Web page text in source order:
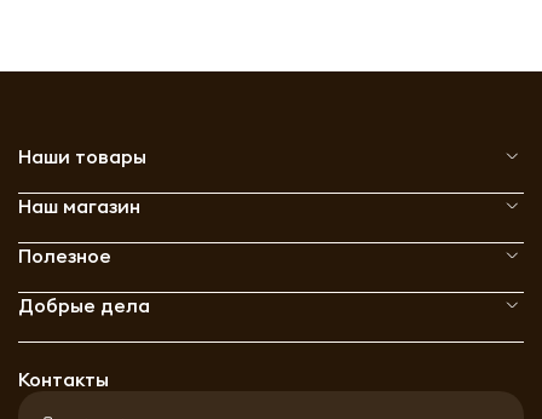
Наши товары
Наш магазин
Полезное
Добрые дела
Контакты